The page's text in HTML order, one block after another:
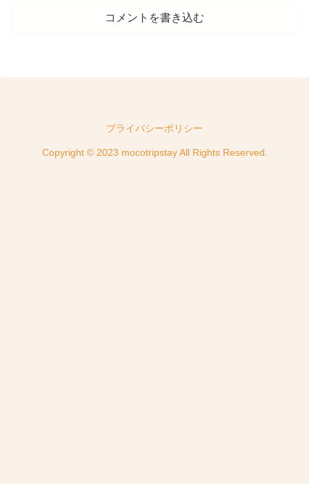
コメントを書き込む
プライバシーポリシー
Copyright © 2023 mocotripstay All Rights Reserved.